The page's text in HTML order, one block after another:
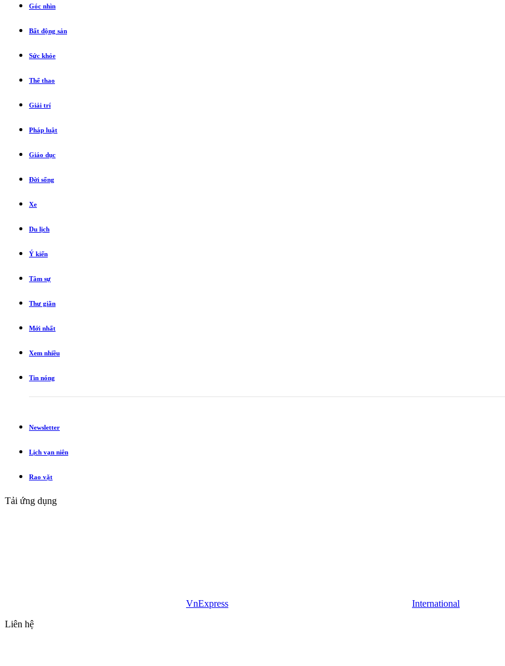
Góc nhìn
Bất động sản
Sức khỏe
Thể thao
Giải trí
Pháp luật
Giáo dục
Đời sống
Xe
Du lịch
Ý kiến
Tâm sự
Thư giãn
Mới nhất
Xem nhiều
Tin nóng
Newsletter
Lịch vạn niên
Rao vặt
Tải ứng dụng
VnExpress
International
Liên hệ